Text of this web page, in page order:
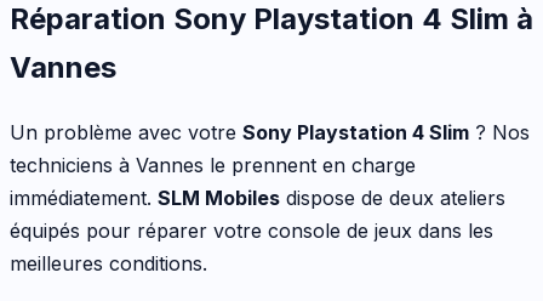
Réparation Sony Playstation 4 Slim à
Vannes
Un problème avec votre Sony Playstation 4 Slim ? Nos
techniciens à Vannes le prennent en charge
immédiatement. SLM Mobiles dispose de deux ateliers
équipés pour réparer votre console de jeux dans les
meilleures conditions.